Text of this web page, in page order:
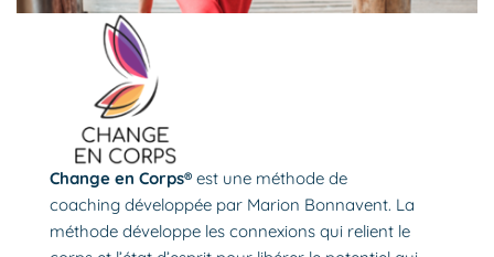
Change en Corps® est une méthode de
coaching développée par Marion Bonnavent. La
méthode développe les connexions qui relient le